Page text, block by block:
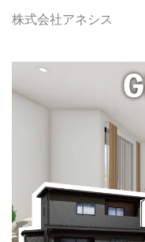
株式会社アネシス